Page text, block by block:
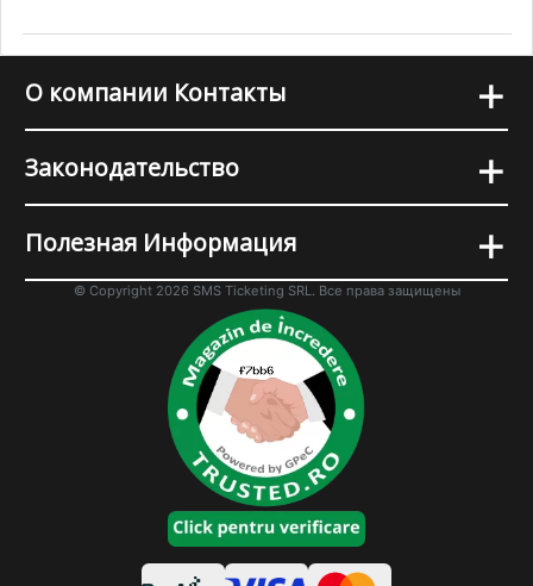
О компании Контакты +
Законодательство +
Полезная Информация +
© Copyright 2026 SMS Ticketing SRL. Все права защищены